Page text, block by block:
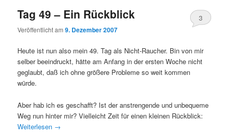
Tag 49 – Ein Rückblick
Veröffentlicht am9. Dezember 2007
3
Heute ist nun also mein 49. Tag als Nicht-Raucher. Bin von mir
selber beeindruckt, hätte am Anfang in der ersten Woche nicht
geglaubt, daß ich ohne größere Probleme so weit kommen
würde.
Aber hab ich es geschafft? Ist der anstrengende und unbequeme
Weg nun hinter mir? Vielleicht Zeit für einen kleinen Rückblick:
Weiterlesen →